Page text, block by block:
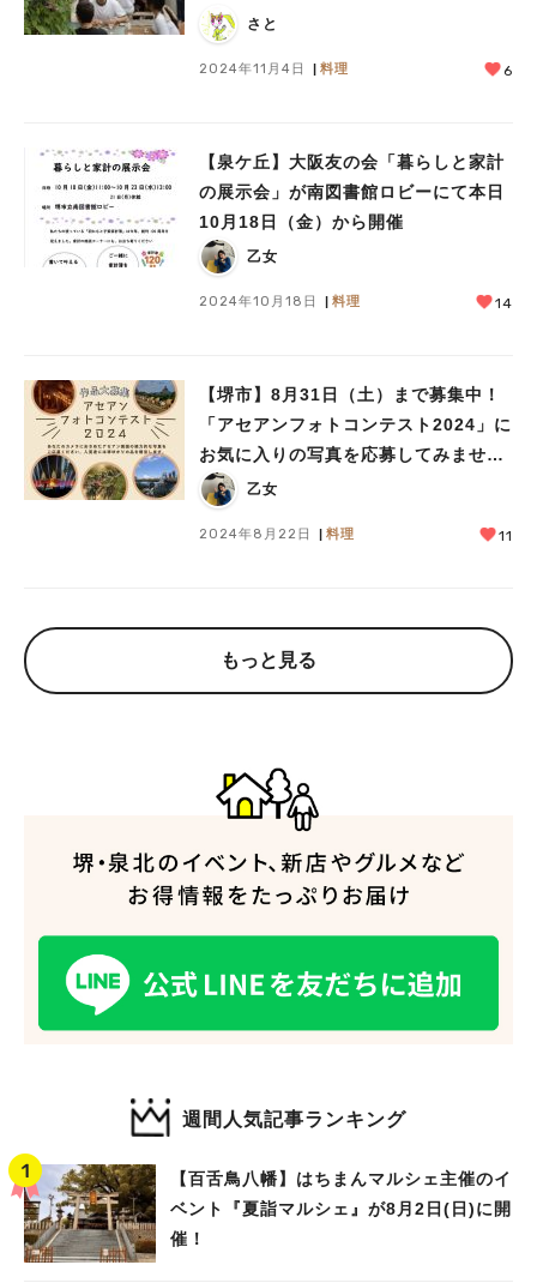
出店♪
さと
2024年11月4日 料理 6
【泉ケ丘】大阪友の会「暮らしと家計
の展示会」が南図書館ロビーにて本日
10月18日（金）から開催
乙女
2024年10月18日 料理 14
【堺市】8月31日（土）まで募集中！
「アセアンフォトコンテスト2024」に
お気に入りの写真を応募してみません
か？
乙女
2024年8月22日 料理 11
もっと見る
週間人気記事ランキング
【百舌鳥八幡】はちまんマルシェ主催のイ
ベント『夏詣マルシェ』が8月2日(日)に開
催！
人気のキーワード